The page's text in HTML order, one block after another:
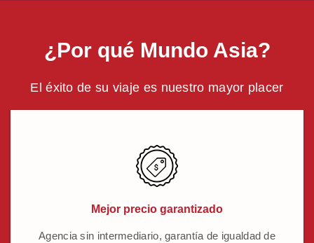
¿Por qué Mundo Asia?
El éxito de su viaje es nuestro mayor placer
Mejor precio garantizado
Agencia sin intermediario, garantía de igualdad de